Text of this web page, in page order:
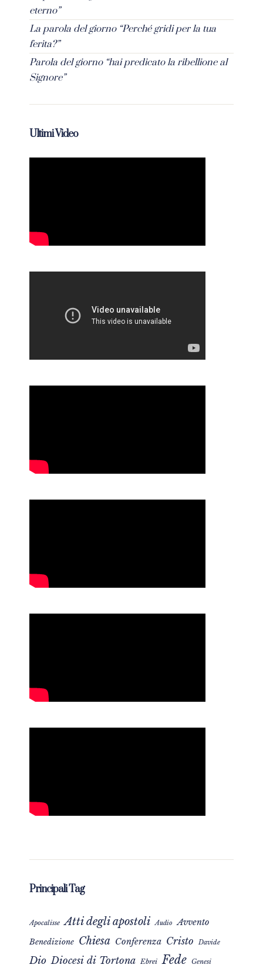
eterno”
La parola del giorno “Perché gridi per la tua
ferita?”
Parola del giorno “hai predicato la ribellione al
Signore”
Ultimi Video
Principali Tag
Apocalisse Atti degli apostoli Audio Avvento
Benedizione Chiesa Conferenza Cristo Davide
Dio Diocesi di Tortona Ebrei Fede Genesi